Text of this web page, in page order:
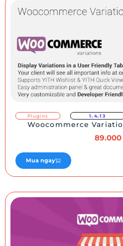
Plugins 1.4.13
Woocommerce
89.000
Mua ngay